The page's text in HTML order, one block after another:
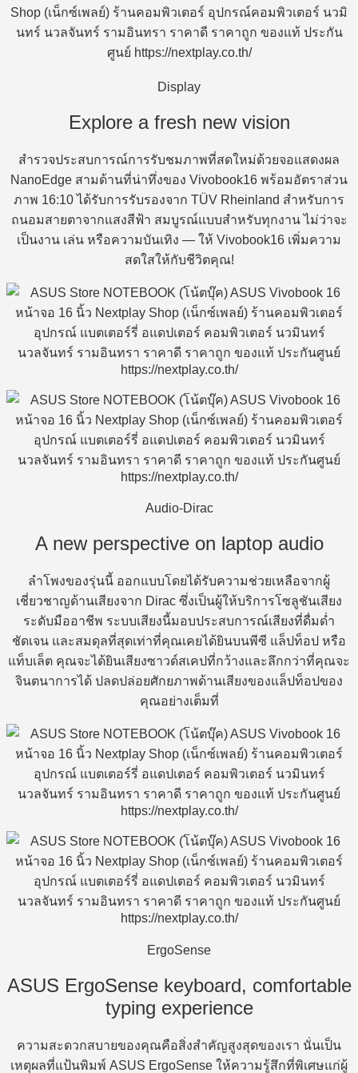
Display
Explore a fresh new vision
สำรวจประสบการณ์การรับชมภาพที่สดใหม่ด้วยจอแสดงผล
NanoEdge สามด้านที่น่าทึ่งของ Vivobook16 พร้อมอัตราส่วน
ภาพ 16:10 ได้รับการรับรองจาก TÜV Rheinland สำหรับการ
ถนอมสายตาจากแสงสีฟ้า สมบูรณ์แบบสำหรับทุกงาน ไม่ว่าจะ
เป็นงาน เล่น หรือความบันเทิง — ให้ Vivobook16 เพิ่มความ
สดใสให้กับชีวิตคุณ!
Audio-Dirac
A new perspective on laptop audio
ลำโพงของรุ่นนี้ ออกแบบโดยได้รับความช่วยเหลือจากผู้
เชี่ยวชาญด้านเสียงจาก Dirac ซึ่งเป็นผู้ให้บริการโซลูชันเสียง
ระดับมืออาชีพ ระบบเสียงนี้มอบประสบการณ์เสียงที่ดื่มด่ำ
ชัดเจน และสมดุลที่สุดเท่าที่คุณเคยได้ยินบนพีซี แล็ปท็อป หรือ
แท็บเล็ต คุณจะได้ยินเสียงซาวด์สเคปที่กว้างและลึกกว่าที่คุณจะ
จินตนาการได้ ปลดปล่อยศักยภาพด้านเสียงของแล็ปท็อปของ
คุณอย่างเต็มที่
ErgoSense
ASUS ErgoSense keyboard, comfortable
typing experience
ความสะดวกสบายของคุณคือสิ่งสำคัญสูงสุดของเรา นั่นเป็น
เหตุผลที่แป้นพิมพ์ ASUS ErgoSense ให้ความรู้สึกที่พิเศษแก่ผู้